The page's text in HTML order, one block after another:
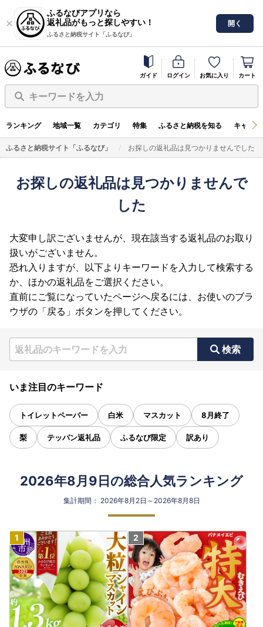
ふるなびアプリなら
返礼品がもっと探しやすい！
ふるさと納税サイト「ふるなび」
開く
ガイド ログイン お気に入り カート
キーワードを入力
ランキング 地域一覧 カテゴリ 特集 ふるさと納税を知る キャン
ふるさと納税サイト「ふるなび」 お探しの返礼品は見つかりませんでした
お探しの返礼品は見つかりませんで
した
大変申し訳ございませんが、現在該当する返礼品のお取り
扱いがございません。
恐れ入りますが、以下よりキーワードを入力して検索する
か、ほかの返礼品をご選択ください。
直前にご覧になっていたページへ戻るには、お使いのブラ
ウザの「戻る」ボタンを押してください。
検索
いま注目のキーワード
トイレットペーパー 白米 マスカット 8月終了
梨 テッパン返礼品 ふるなび限定 訳あり
2026年8月9日の総合人気ランキング
集計期間： 2026年8月2日～2026年8月8日